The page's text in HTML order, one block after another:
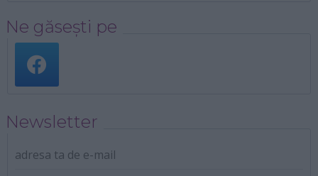
Ne găsești pe
Newsletter
adresa ta de e-mail